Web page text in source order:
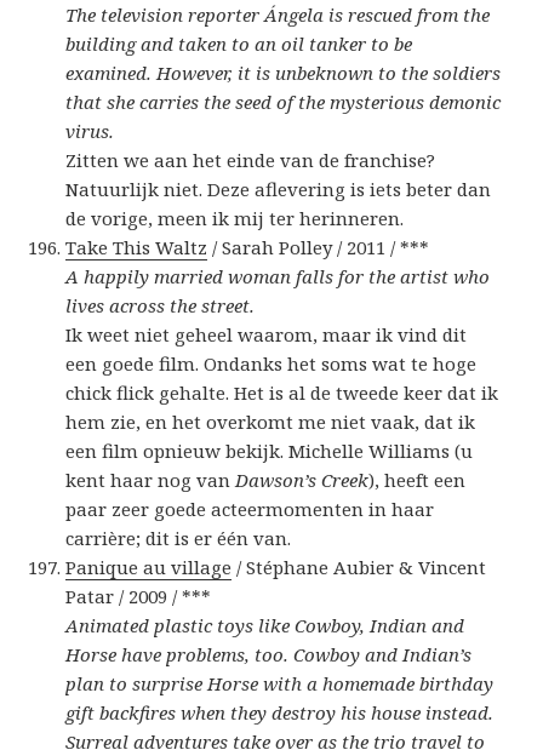
The television reporter Ángela is rescued from the
building and taken to an oil tanker to be
examined. However, it is unbeknown to the soldiers
that she carries the seed of the mysterious demonic
virus.
Zitten we aan het einde van de franchise?
Natuurlijk niet. Deze aflevering is iets beter dan
de vorige, meen ik mij ter herinneren.
Take This Waltz / Sarah Polley / 2011 / ***
A happily married woman falls for the artist who
lives across the street.
Ik weet niet geheel waarom, maar ik vind dit
een goede film. Ondanks het soms wat te hoge
chick flick gehalte. Het is al de tweede keer dat ik
hem zie, en het overkomt me niet vaak, dat ik
een film opnieuw bekijk. Michelle Williams (u
kent haar nog vanDawson’s Creek), heeft een
paar zeer goede acteermomenten in haar
carrière; dit is er één van.
Panique au village / Stéphane Aubier & Vincent
Patar / 2009 / ***
Animated plastic toys like Cowboy, Indian and
Horse have problems, too. Cowboy and Indian’s
plan to surprise Horse with a homemade birthday
gift backfires when they destroy his house instead.
Surreal adventures take over as the trio travel to